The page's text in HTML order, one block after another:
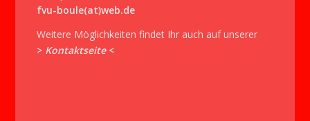
fvu-boule(at)web.de
Weitere Möglichkeiten findet Ihr auch auf unserer
> Kontaktseite <